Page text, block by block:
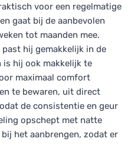
voor een regelmatige
gaat bij de aanbevolen
tot maanden mee.
hij gemakkelijk in de
is hij ook makkelijk te
maximaal comfort
te bewaren, uit direct
de consistentie en geur
opschept met natte
het aanbrengen, zodat er